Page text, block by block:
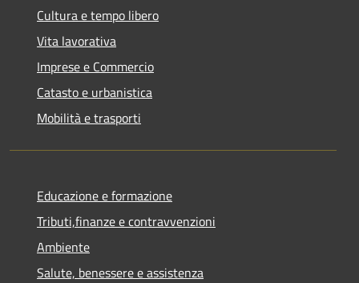
Cultura e tempo libero
Vita lavorativa
Imprese e Commercio
Catasto e urbanistica
Mobilità e trasporti
Educazione e formazione
Tributi,finanze e contravvenzioni
Ambiente
Salute, benessere e assistenza